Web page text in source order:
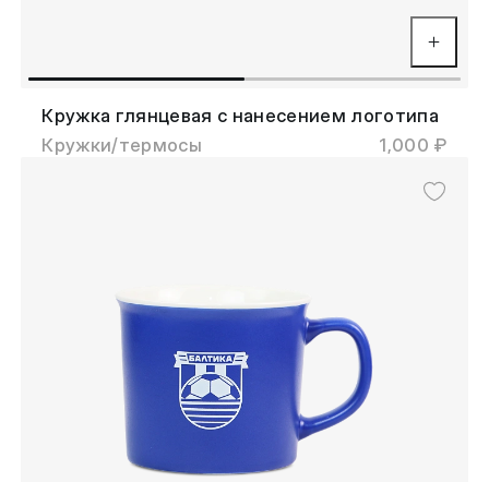
Кружка глянцевая с нанесением логотипа
Кружки/термосы
1,000 ₽